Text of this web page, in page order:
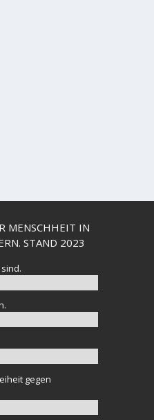
MENSCHHEIT IN
STAND 2023
gegen